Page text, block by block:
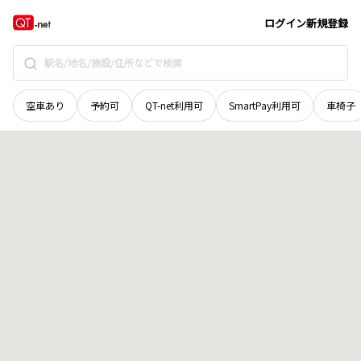
ログイン新規登録
空車あり 予約可 QT-net利用可 SmartPay利用可 車椅子
和歌山県 地域選択で探す